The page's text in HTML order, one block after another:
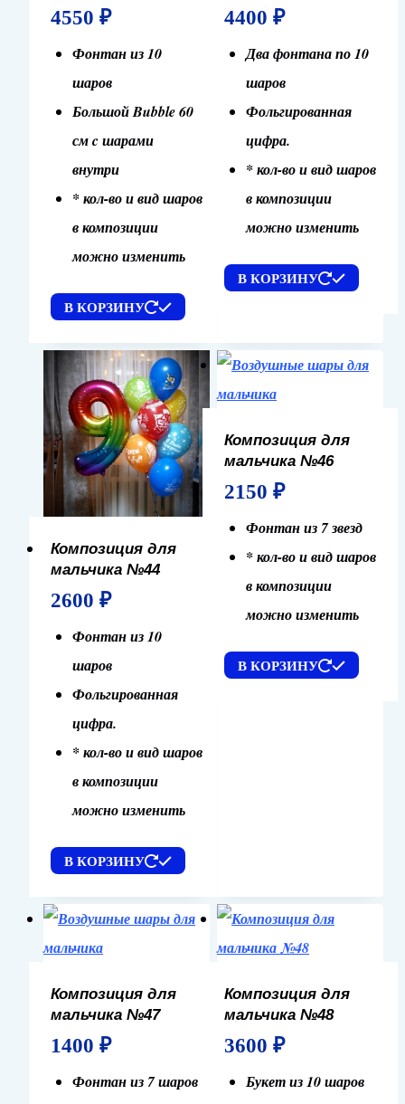
4550 ₽
Фонтан из 10
шаров
Большой Bubble 60
см c шарами
внутри
* кол-во и вид шаров
в композиции
можно изменить
В КОРЗИНУ
4400 ₽
Два фонтана по 10
шаров
Фольгированная
цифра.
* кол-во и вид шаров
в композиции
можно изменить
В КОРЗИНУ
Композиция для
мальчика №44
2600 ₽
Фонтан из 10
шаров
Фольгированная
цифра.
* кол-во и вид шаров
в композиции
можно изменить
В КОРЗИНУ
Композиция для
мальчика №46
2150 ₽
Фонтан из 7 звезд
* кол-во и вид шаров
в композиции
можно изменить
В КОРЗИНУ
Композиция для
мальчика №47
1400 ₽
Фонтан из 7 шаров
Композиция для
мальчика №48
3600 ₽
Букет из 10 шаров